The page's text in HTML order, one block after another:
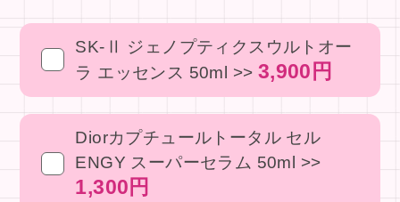
SK-Ⅱ ジェノプティクスウルトオー
ラ エッセンス 50ml >> 3,900円
Diorカプチュールトータル セル
ENGY スーパーセラム 50ml >>
1,300円